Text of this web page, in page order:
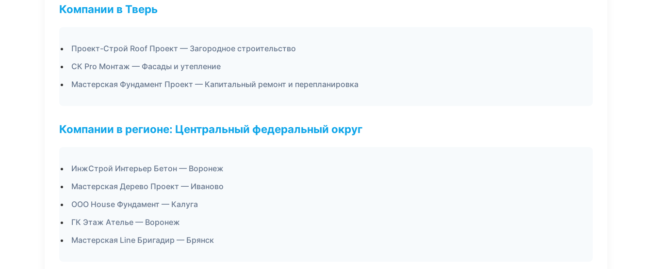
Компании в Тверь
Проект-Строй Roof Проект — Загородное строительство
СК Pro Монтаж — Фасады и утепление
Мастерская Фундамент Проект — Капитальный ремонт и перепланировка
Компании в регионе: Центральный федеральный округ
ИнжСтрой Интерьер Бетон — Воронеж
Мастерская Дерево Проект — Иваново
ООО House Фундамент — Калуга
ГК Этаж Ателье — Воронеж
Мастерская Line Бригадир — Брянск